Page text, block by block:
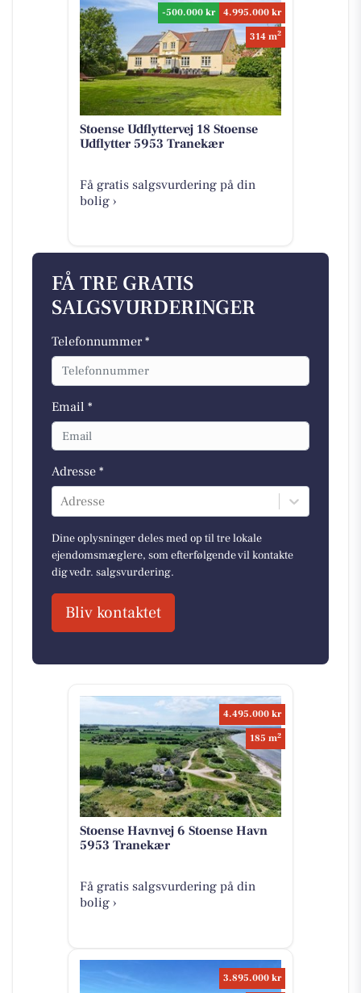
-500.000 kr
4.995.000 kr
314 m2
Stoense Udflyttervej 18 Stoense
Udflytter 5953 Tranekær
Få gratis salgsvurdering på din
bolig ›
FÅ TRE GRATIS
SALGSVURDERINGER
Telefonnummer *
Email *
Adresse *
Adresse
Dine oplysninger deles med op til tre lokale
ejendomsmæglere, som efterfølgende vil kontakte
dig vedr. salgsvurdering.
Bliv kontaktet
4.495.000 kr
185 m2
Stoense Havnvej 6 Stoense Havn
5953 Tranekær
Få gratis salgsvurdering på din
bolig ›
3.895.000 kr